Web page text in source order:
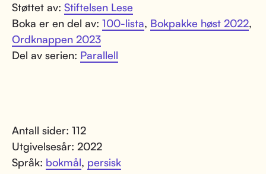
Støttet av: Stiftelsen Lese
Boka er en del av: 100-lista, Bokpakke høst 2022,
Ordknappen 2023
Del av serien: Parallell
Antall sider: 112
Utgivelsesår: 2022
Språk: bokmål, persisk